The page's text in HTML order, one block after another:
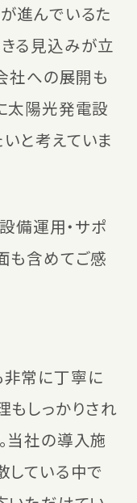
進んでいるた
る見込みが立
社への展開も
太陽光発電設
と考えていま
設備運用・サポ
も含めてご感
常に丁寧に
もしっかりされ
当社の導入施
している中で